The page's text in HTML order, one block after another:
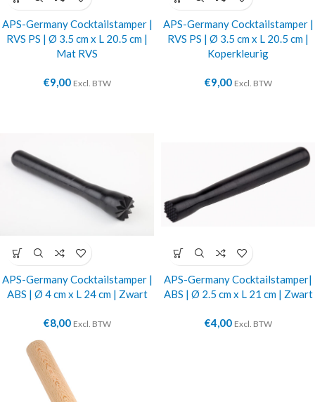
APS-Germany Cocktailstamper |
RVS PS | Ø 3.5 cm x L 20.5 cm |
Mat RVS
€9,00 Excl. BTW
APS-Germany Cocktailstamper |
RVS PS | Ø 3.5 cm x L 20.5 cm |
Koperkleurig
€9,00 Excl. BTW
APS-Germany Cocktailstamper |
ABS | Ø 4 cm x L 24 cm | Zwart
€8,00 Excl. BTW
APS-Germany Cocktailstamper|
ABS | Ø 2.5 cm x L 21 cm | Zwart
€4,00 Excl. BTW